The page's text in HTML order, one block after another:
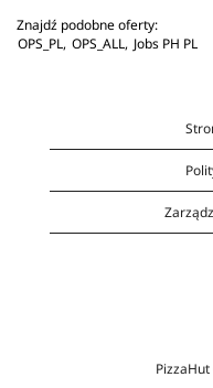
Znajdź podobne oferty:
OPS_PL, OPS_ALL, Jobs PH PL